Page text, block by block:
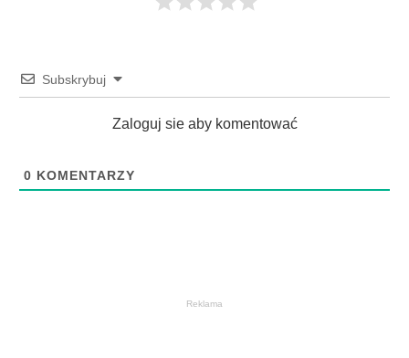
Subskrybuj
Zaloguj sie aby komentować
0 KOMENTARZY
Reklama